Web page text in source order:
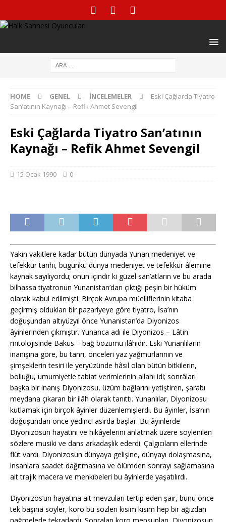
HOME GENEL İNCELEMELER
Eski Çağlarda Tiyatro
San’atının Kaynağı – Refik Ahmet Sevengil
Eski Çağlarda Tiyatro San’atının
Kaynağı – Refik Ahmet Sevengil
15 Ocak 1990 0
Yakın vakitlere kadar bütün dünyada Yunan medeniyet ve
tefekkür tarihi, bugünkü dünya medeniyet ve tefekkür âlemine
kaynak sayılıyordu; onun içindir ki güzel san’atların ve bu arada
bilhassa tiyatronun Yunanistan’dan çıktığı peşin bir hüküm
olarak kabul edilmişti. Birçok Avrupa müelliflerinin kitaba
geçirmiş oldukları bir pazariyeye göre tiyatro, İsa’nın
doğuşundan altıyüzyıl önce Yunanistan’da Diyonizos
âyinlerinden çıkmıştır. Yunanca adı ile Diyonizos – Lâtin
mitolojisinde Baküs – bağ bozumu ilâhıdır. Eski Yunanlıların
inanışına göre, bu tanrı, önceleri yaz yağmurlarının ve
şimşeklerin tesiri ile yeryüzünde hâsıl olan bütün bitkilerin,
bolluğu, umumiyetle tabiat verimlerinin allahı idi; sonrâları
başka bir inanış Diyonizosu, üzüm bağlarını yetiştiren, şarabı
meydana çıkaran bir ilâh olarak tanıttı. Yunanlılar, Diyonizosu
kutlamak için birçok âyinler düzenlemişlerdi. Bu âyinler, İsa’nın
doğuşundan önce yedinci asırda başlar. Bu âyinlerde
Diyonizosun hayatını ve hikâyelerini anlatmak üzere söylenilen
sözlere musiki ve dans arkadaşlık ederdi. Çalgıcıların ellerinde
flüt vardı. Diyonizosun dünyaya gelişine, dünyayı dolaşmasına,
insanlara saadet dağıtmasına ve ölümden sonrayı sağlamasına
ait trajik macera ve menkıbeleri bu âyinlerde yaşatılırdı.
Diyonizos’un hayatına ait mevzuları tertip eden şair, bunu önce
tek başına söyler, koro bu sözleri kısım kısım hep bir ağızdan